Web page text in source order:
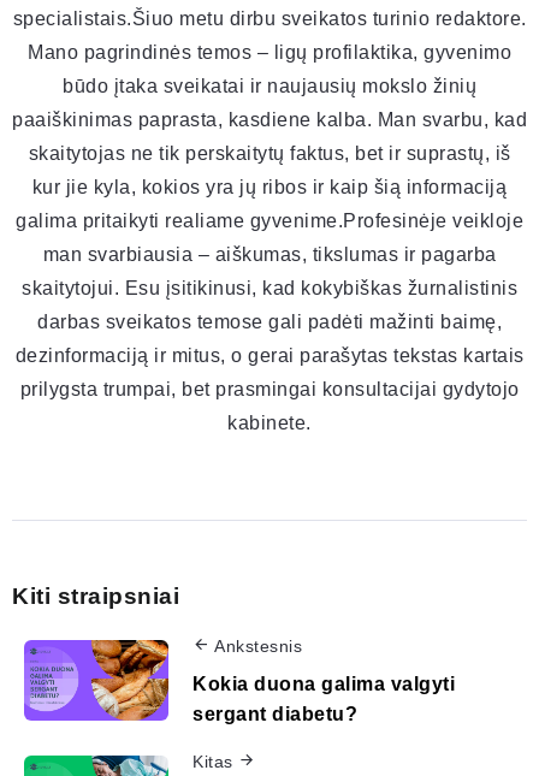
specialistais.Šiuo metu dirbu sveikatos turinio redaktore.
Mano pagrindinės temos – ligų profilaktika, gyvenimo
būdo įtaka sveikatai ir naujausių mokslo žinių
paaiškinimas paprasta, kasdiene kalba. Man svarbu, kad
skaitytojas ne tik perskaitytų faktus, bet ir suprastų, iš
kur jie kyla, kokios yra jų ribos ir kaip šią informaciją
galima pritaikyti realiame gyvenime.Profesinėje veikloje
man svarbiausia – aiškumas, tikslumas ir pagarba
skaitytojui. Esu įsitikinusi, kad kokybiškas žurnalistinis
darbas sveikatos temose gali padėti mažinti baimę,
dezinformaciją ir mitus, o gerai parašytas tekstas kartais
prilygsta trumpai, bet prasmingai konsultacijai gydytojo
kabinete.
Kiti straipsniai
Ankstesnis
Kokia duona galima valgyti
sergant diabetu?
Kitas